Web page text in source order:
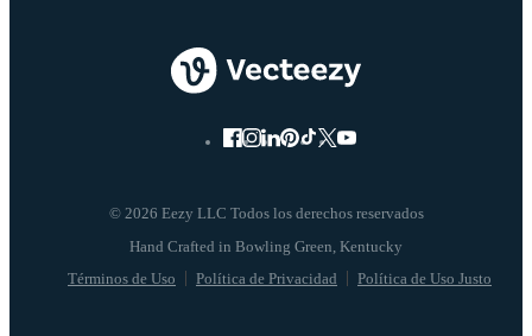
© 2026 Eezy LLC Todos los derechos reservados
Términos de Uso Política de Privacidad Política de Uso Justo